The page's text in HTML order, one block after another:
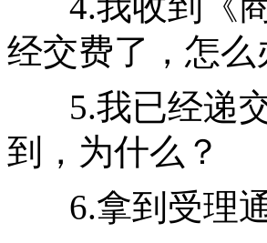
经交费了，怎么
5.我已经递
到，为什么？
6.拿到受理